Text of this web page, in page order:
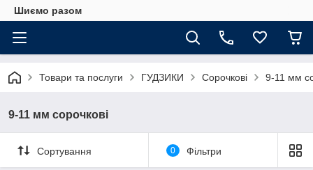
Шиємо разом
Товари та послуги ГУДЗИКИ Сорочкові 9-11 мм
9-11 мм сорочкові
Сортування 0 Фільтри